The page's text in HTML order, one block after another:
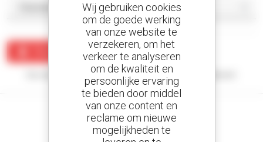
Maak een waarschuwing
Uw zoekopdracht heeft geen enkel resultaat opgeleverd.
Wij gebruiken cookies
om de goede werking
van onze website te
verzekeren, om het
verkeer te analyseren
om de kwaliteit en
persoonlijke ervaring
te bieden door middel
van onze content en
reclame om nieuwe
mogelijkheden te